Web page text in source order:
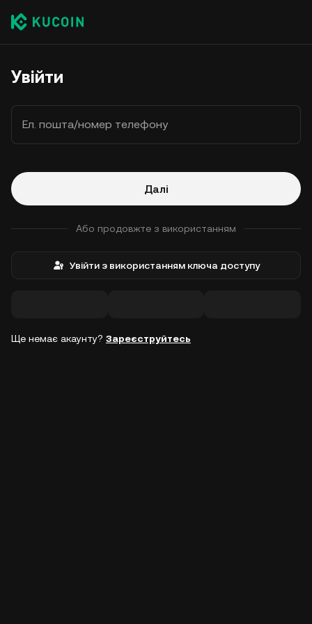
Увійти
Ел. пошта/номер телефону
Далі
Або продовжте з використанням
Увійти з використанням ключа доступу
Ще немає акаунту? Зареєструйтесь